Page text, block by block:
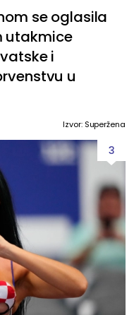
se oglasila
utakmice
i
u
Izvor: Superžena
3